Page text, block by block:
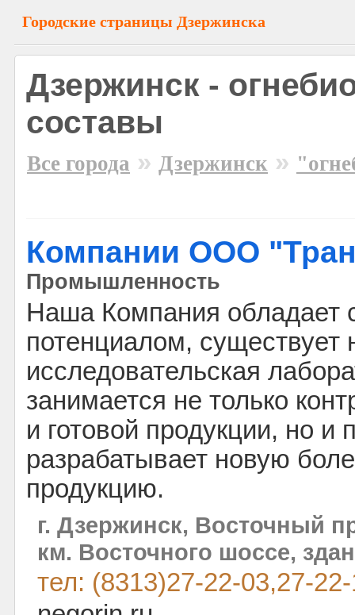
Городские страницы Дзержинска
Дзержинск -
составы
Все города » Дзержинск »
Компании ООО
Промышленность
Наша Компания обладает
потенциалом, существует
исследовательская
занимается не только
и готовой продукции, но и
разрабатывает новую
продукцию.
г. Дзержинск, Восточный
км. Восточного шоссе,
тел: (8313)27-22-03,27-